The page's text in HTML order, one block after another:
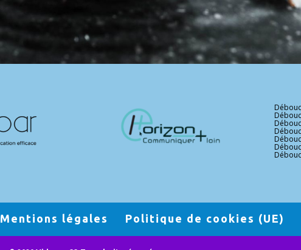
Mentions légales Politique de cookies (UE)